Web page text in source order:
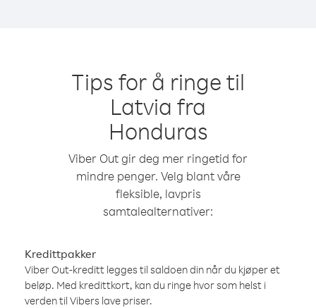
Tips for å ringe til
Latvia fra
Honduras
Viber Out gir deg mer ringetid for
mindre penger. Velg blant våre
fleksible, lavpris
samtalealternativer:
Kredittpakker
Viber Out-kreditt legges til saldoen din når du kjøper et
beløp. Med kredittkort, kan du ringe hvor som helst i
verden til Vibers lave priser.